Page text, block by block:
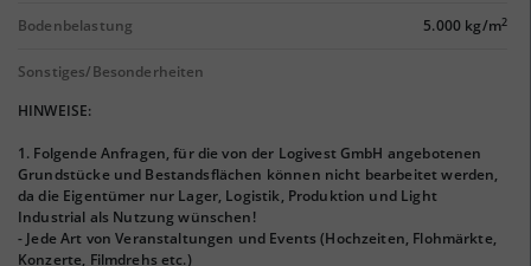
Bodenbelastung 5.000 kg/m2
Sonstiges/Besonderheiten
HINWEISE:
1. Folgende Anfragen, für die von der Logivest GmbH angebotenen
Grundstücke und Bestandsflächen können nicht bearbeitet werden,
da die Eigentümer nur Lager, Logistik, Produktion und Light
Industrial als Nutzung wünschen!
- Jede Art von Veranstaltungen und Events (Hochzeiten, Flohmärkte,
Konzerte, Filmdrehs etc.)